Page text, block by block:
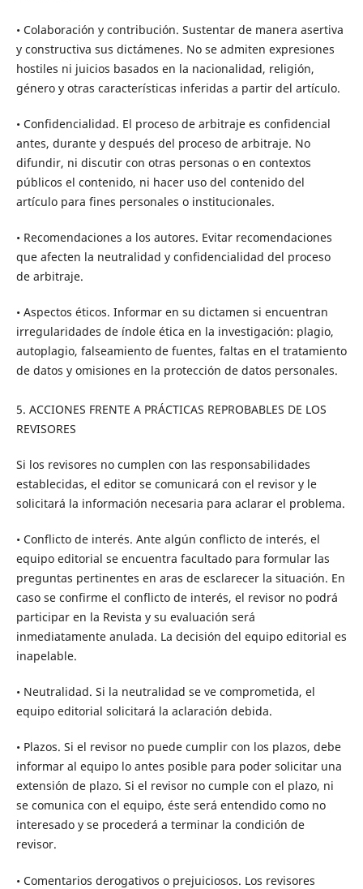
• Colaboración y contribución. Sustentar de manera asertiva
y constructiva sus dictámenes. No se admiten expresiones
hostiles ni juicios basados en la nacionalidad, religión,
género y otras características inferidas a partir del artículo.
• Confidencialidad. El proceso de arbitraje es confidencial
antes, durante y después del proceso de arbitraje. No
difundir, ni discutir con otras personas o en contextos
públicos el contenido, ni hacer uso del contenido del
artículo para fines personales o institucionales.
• Recomendaciones a los autores. Evitar recomendaciones
que afecten la neutralidad y confidencialidad del proceso
de arbitraje.
• Aspectos éticos. Informar en su dictamen si encuentran
irregularidades de índole ética en la investigación: plagio,
autoplagio, falseamiento de fuentes, faltas en el tratamiento
de datos y omisiones en la protección de datos personales.
5. ACCIONES FRENTE A PRÁCTICAS REPROBABLES DE LOS
REVISORES
Si los revisores no cumplen con las responsabilidades
establecidas, el editor se comunicará con el revisor y le
solicitará la información necesaria para aclarar el problema.
• Conflicto de interés. Ante algún conflicto de interés, el
equipo editorial se encuentra facultado para formular las
preguntas pertinentes en aras de esclarecer la situación. En
caso se confirme el conflicto de interés, el revisor no podrá
participar en la Revista y su evaluación será
inmediatamente anulada. La decisión del equipo editorial es
inapelable.
• Neutralidad. Si la neutralidad se ve comprometida, el
equipo editorial solicitará la aclaración debida.
• Plazos. Si el revisor no puede cumplir con los plazos, debe
informar al equipo lo antes posible para poder solicitar una
extensión de plazo. Si el revisor no cumple con el plazo, ni
se comunica con el equipo, éste será entendido como no
interesado y se procederá a terminar la condición de
revisor.
• Comentarios derogativos o prejuiciosos. Los revisores